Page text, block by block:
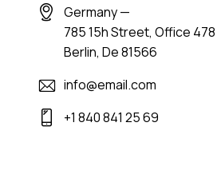
Germany —
785 15h Street, Office 478
Berlin, De 81566
info@email.com
+1 840 841 25 69